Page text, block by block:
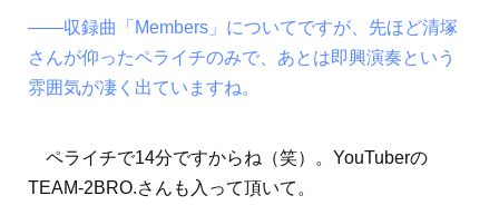
――収録曲「Members」についてですが、先ほど清塚
さんが仰ったペライチのみで、あとは即興演奏という
雰囲気が凄く出ていますね。
ペライチで14分ですからね（笑）。YouTuberの
TEAM-2BRO.さんも入って頂いて。